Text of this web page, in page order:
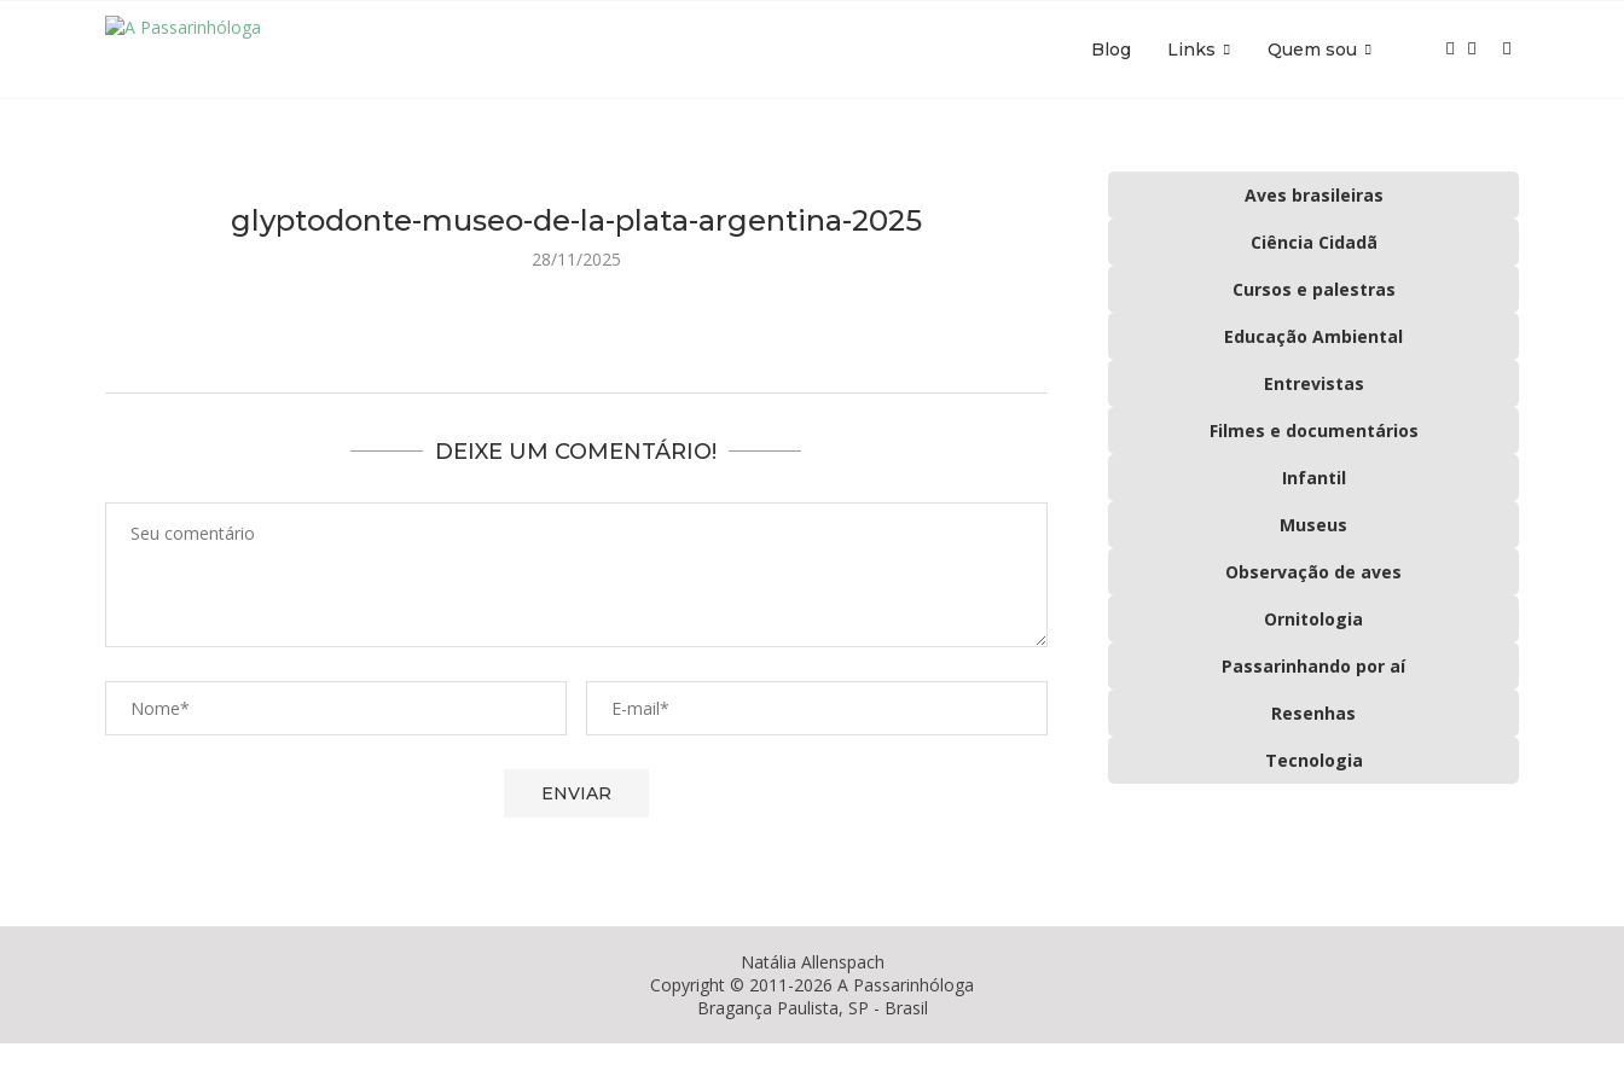
Blog Links Quem sou
glyptodonte-museo-de-la-plata-argentina-2025
28/11/2025
DEIXE UM COMENTÁRIO!
Aves brasileiras
Ciência Cidadã
Cursos e palestras
Educação Ambiental
Entrevistas
Filmes e documentários
Infantil
Museus
Observação de aves
Ornitologia
Passarinhando por aí
Resenhas
Tecnologia
Natália Allenspach
Copyright © 2011-2026 A Passarinhóloga
Bragança Paulista, SP - Brasil